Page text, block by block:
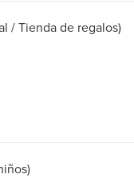
/ Tienda de regalos)